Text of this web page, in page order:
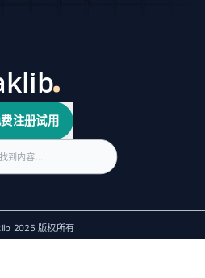
注册试用
2025 版权所有